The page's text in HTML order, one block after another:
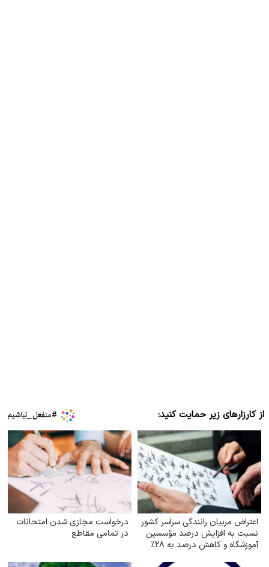
از کارزارهای زیر حمایت کنید:
اعتراض مربیان رانندگی سراسر کشور
نسبت به افزایش درصد مؤسسین
آموزشگاه و کاهش درصد به ۲۸٪
درخواست مجازی شدن امتحانات
در تمامی مقاطع